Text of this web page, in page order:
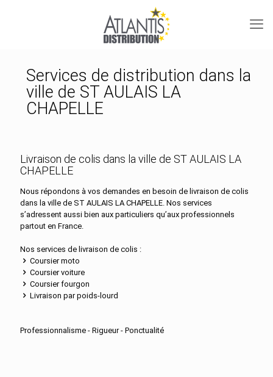
Services de distribution dans la
ville de ST AULAIS LA
CHAPELLE
Livraison de colis dans la ville de ST AULAIS LA
CHAPELLE
Nous répondons à vos demandes en besoin de livraison de colis
dans la ville de ST AULAIS LA CHAPELLE. Nos services
s’adressent aussi bien aux particuliers qu’aux professionnels
partout en France.
Nos services de livraison de colis :
Coursier moto
Coursier voiture
Coursier fourgon
Livraison par poids-lourd
Professionnalisme - Rigueur - Ponctualité